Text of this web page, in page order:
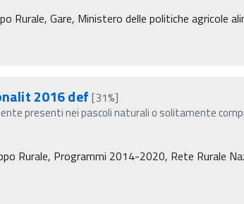
Rurale, Gare, Ministero delle politiche agricole
2016 def [31%]
presenti nei pascoli naturali o solitamente
Rurale, Programmi 2014-2020, Rete Rurale